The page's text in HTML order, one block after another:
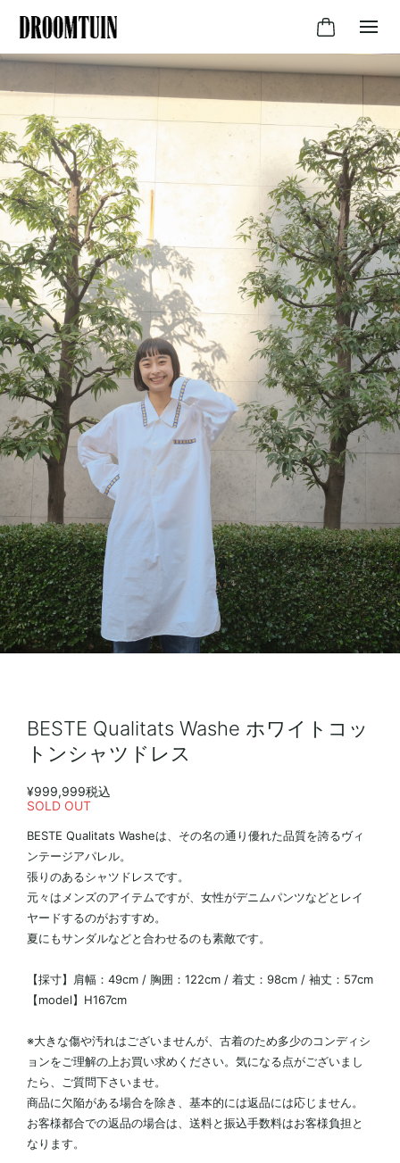
BESTE Qualitats Washe ホワイトコッ
トンシャツドレス
¥999,999税込
SOLD OUT
BESTE Qualitats Washeは、その名の通り優れた品質を誇るヴィ
ンテージアパレル。
張りのあるシャツドレスです。
元々はメンズのアイテムですが、女性がデニムパンツなどとレイ
ヤードするのがおすすめ。
夏にもサンダルなどと合わせるのも素敵です。
【採寸】肩幅：49cm / 胸囲：122cm / 着丈：98cm / 袖丈：57cm
【model】H167cm
※大きな傷や汚れはございませんが、古着のため多少のコンディシ
ョンをご理解の上お買い求めください。気になる点がございまし
たら、ご質問下さいませ。
商品に欠陥がある場合を除き、基本的には返品には応じません。
お客様都合での返品の場合は、送料と振込手数料はお客様負担と
なります。